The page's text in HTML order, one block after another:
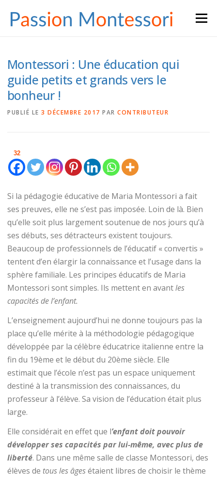
Menu
Montessori : Une éducation qui
guide petits et grands vers le
bonheur !
PUBLIÉ LE 3 DÉCEMBRE 2017 PAR CONTRIBUTEUR
32
Si la pédagogie éducative de Maria Montessori a fait
ses preuves, elle ne s’est pas imposée. Loin de là. Bien
qu’elle soit plus largement soutenue de nos jours qu’à
ses débuts, ses détracteurs existent toujours.
Beaucoup de professionnels de l’éducatif « convertis »
tentent d’en élargir la connaissance et l’usage dans la
sphère familiale. Les principes éducatifs de Maria
Montessori sont simples. Ils mettent en avantles
capacités de l’enfant.
L’enseignement aujourd’hui ne donne toujours pas la
place qu’elle mérite à la méthodologie pédagogique
développée par la célèbre éducatrice italienne entre la
fin du 19ème et le début du 20ème siècle. Elle
estimait que l’école n’est pas un espace uniquement
destiné à la transmission des connaissances, du
professeur à l’élève. Sa vision de l’éducation était plus
large.
Elle considérait en effet que l’enfant doit pouvoir
développer ses capacités par lui-même, avec plus de
liberté. Dans une même salle de classe Montessori, des
élèves de tous les âgesétaient libres de choisir le thème